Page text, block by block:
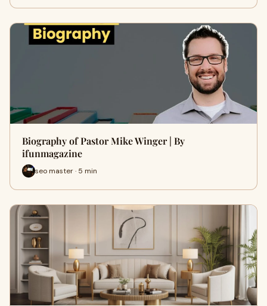
Biography of Pastor Mike Winger | By
ifunmagazine
seo master · 5 min